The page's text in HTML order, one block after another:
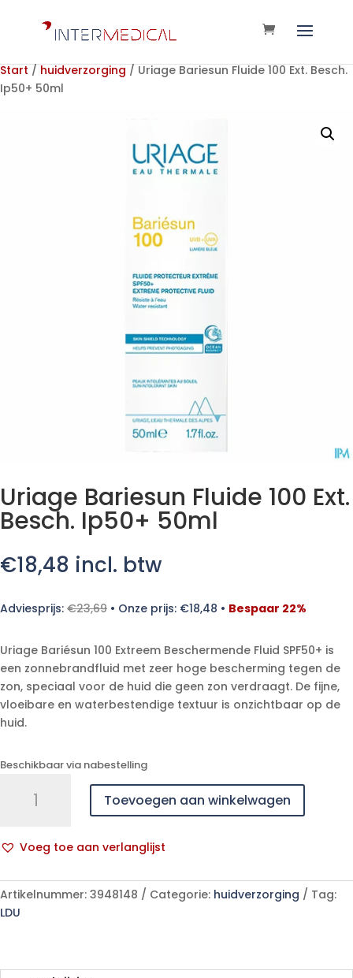
Start / huidverzorging / Uriage Bariesun Fluide 100 Ext. Besch.
Ip50+ 50ml
Uriage Bariesun Fluide 100 Ext.
Besch. Ip50+ 50ml
€18,48 incl. btw
Adviesprijs: €23,69 • Onze prijs: €18,48 • Bespaar 22%
Uriage Bariésun 100 Extreem Beschermende Fluid SPF50+ is
een zonnebrandfluid met zeer hoge bescherming tegen de
zon, speciaal voor de huid die geen zon verdraagt. De fijne,
vloeibare en waterbestendige textuur is onzichtbaar op de
huid.
Beschikbaar via nabestelling
Bariesun
Ext.
Ip50+
50ml
Toevoegen aan winkelwagen
Voeg toe aan verlanglijst
l
t
e
a
Artikelnummer: 3948148 Categorie: huidverzorging
Tag:
LDU